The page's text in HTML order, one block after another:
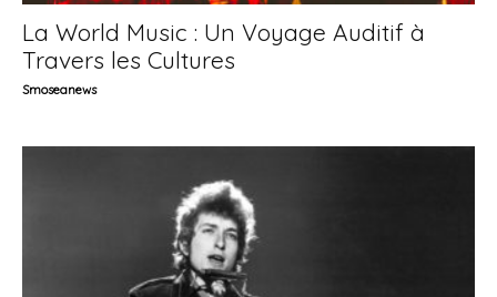
La World Music : Un Voyage Auditif à
Travers les Cultures
Smoseanews